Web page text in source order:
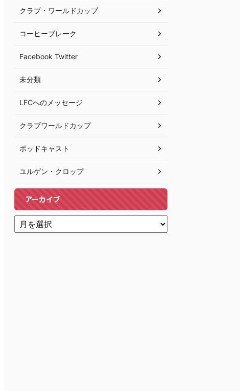
クラブ・ワールドカップ
コーヒーブレーク
Facebook Twitter
未分類
LFCへのメッセージ
クラブワールドカップ
ポッドキャスト
ユルゲン・クロップ
アーカイブ